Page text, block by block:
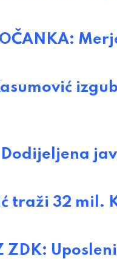
Dodijeljena
traži 32 mil.
ZDK: